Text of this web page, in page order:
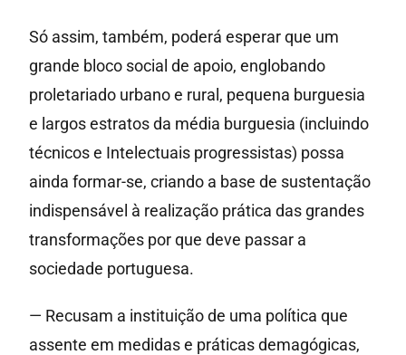
Só assim, também, poderá esperar que um
grande bloco social de apoio, englobando
proletariado urbano e rural, pequena burguesia
e largos estratos da média burguesia (incluindo
técnicos e Intelectuais progressistas) possa
ainda formar-se, criando a base de sustentação
indispensável à realização prática das grandes
transformações por que deve passar a
sociedade portuguesa.
— Recusam a instituição de uma política que
assente em medidas e práticas demagógicas,